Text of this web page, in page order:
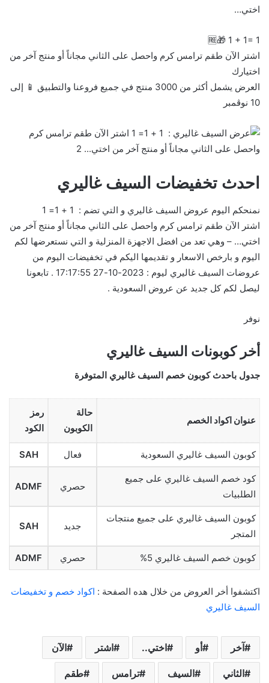
اختي…
‏اشتر الآن طقم ترامس كرم واحصل على الثاني مجاناً أو منتج آخر من
اختيارك
‏العرض يشمل أكثر من 3000 منتج في جميع فروعنا والتطبيق 📱 إلى
10 نوڤمبر
احدث تخفيضات السيف غاليري
نمنحكم اليوم عروض السيف غاليري و التي تضم : ‏ 1 + 1= 1
‏اشتر الآن طقم ترامس كرم واحصل على الثاني مجاناً أو منتج آخر من
اختي… – وهي تعد من افضل الاجهزة المنزلية و التي نستعرضها لكم
اليوم و بارخص الاسعار و تقديمها اليكم في تخفيضات اليوم من
عروضات السيف غاليري ليوم : 2023-10-27 17:17:55 . تابعونا
ليصل لكم كل جديد عن عروض السعودية .
نوفر
أخر كوبونات السيف غاليري
جدول باحدث كوبون خصم السيف غاليري المتوفرة
عنوان اكواد الخصم
حالة
الكوبون
رمز
الكود
كوبون السيف غاليري السعودية فعال SAH
كود خصم السيف غاليري على جميع
الطلبيات
حصري ADMF
كوبون السيف غاليري على جميع منتجات
المتجر
جديد SAH
كوبون خصم السيف غاليري 5% حصري ADMF
اكتشفوا أخر العروض من خلال هده الصفحة : اكواد خصم و تخفيضات
السيف غاليري
آخر أو اختي.. اشتر الآن
الثاني السيف ترامس طقم